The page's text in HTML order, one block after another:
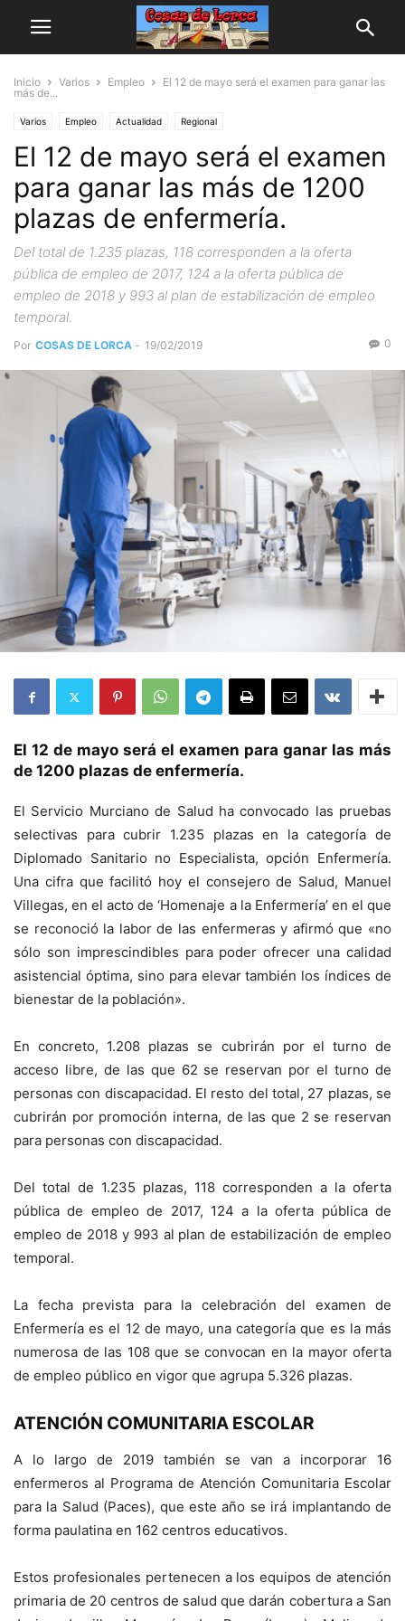
Inicio Varios Empleo
El 12 de mayo será el examen para ganar las
más de...
Varios Empleo Actualidad Regional
El 12 de mayo será el examen
para ganar las más de 1200
plazas de enfermería.
Del total de 1.235 plazas, 118 corresponden a la oferta
pública de empleo de 2017, 124 a la oferta pública de
empleo de 2018 y 993 al plan de estabilización de empleo
temporal.
Por COSAS DE LORCA - 19/02/2019 0
El 12 de mayo será el examen para ganar las más
de 1200 plazas de enfermería.
El Servicio Murciano de Salud ha convocado las pruebas
selectivas para cubrir 1.235 plazas en la categoría de
Diplomado Sanitario no Especialista, opción Enfermería.
Una cifra que facilitó hoy el consejero de Salud, Manuel
Villegas, en el acto de ‘Homenaje a la Enfermería’ en el que
se reconoció la labor de las enfermeras y afirmó que «no
sólo son imprescindibles para poder ofrecer una calidad
asistencial óptima, sino para elevar también los índices de
bienestar de la población».
En concreto, 1.208 plazas se cubrirán por el turno de
acceso libre, de las que 62 se reservan por el turno de
personas con discapacidad. El resto del total, 27 plazas, se
cubrirán por promoción interna, de las que 2 se reservan
para personas con discapacidad.
Del total de 1.235 plazas, 118 corresponden a la oferta
pública de empleo de 2017, 124 a la oferta pública de
empleo de 2018 y 993 al plan de estabilización de empleo
temporal.
La fecha prevista para la celebración del examen de
Enfermería es el 12 de mayo, una categoría que es la más
numerosa de las 108 que se convocan en la mayor oferta
de empleo público en vigor que agrupa 5.326 plazas.
ATENCIÓN COMUNITARIA ESCOLAR
A lo largo de 2019 también se van a incorporar 16
enfermeros al Programa de Atención Comunitaria Escolar
para la Salud (Paces), que este año se irá implantando de
forma paulatina en 162 centros educativos.
Estos profesionales pertenecen a los equipos de atención
primaria de 20 centros de salud que darán cobertura a San